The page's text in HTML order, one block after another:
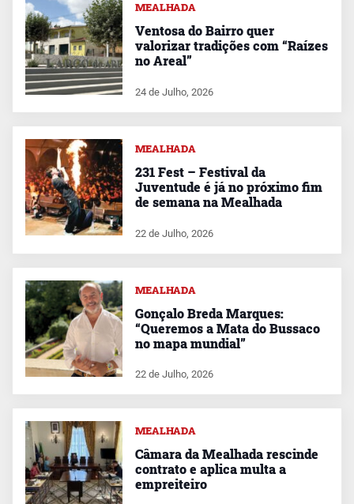
MEALHADA
Ventosa do Bairro quer
valorizar tradições com “Raízes
no Areal”
24 de Julho, 2026
MEALHADA
231 Fest – Festival da
Juventude é já no próximo fim
de semana na Mealhada
22 de Julho, 2026
MEALHADA
Gonçalo Breda Marques:
“Queremos a Mata do Bussaco
no mapa mundial”
22 de Julho, 2026
MEALHADA
Câmara da Mealhada rescinde
contrato e aplica multa a
empreiteiro